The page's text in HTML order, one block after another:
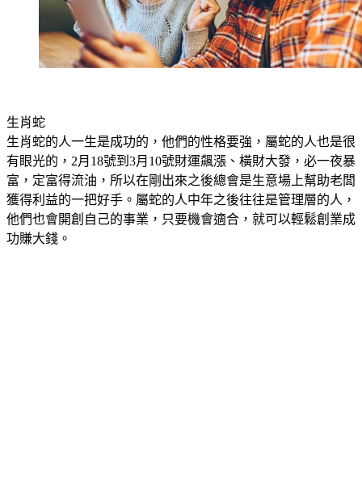
生肖蛇
生肖蛇的人一生是成功的，他們的性格要強，屬蛇的人也是很
有眼光的，2月18號到3月10號財運飆漲、橫財大發，必一夜暴
富，定富得流油，所以在剛出來之後總會是生意場上幫助老闆
獲得利益的一把好手。屬蛇的人中年之後往往是管理層的人，
他們也會開創自己的事業，只要機會適合，就可以輕鬆創業成